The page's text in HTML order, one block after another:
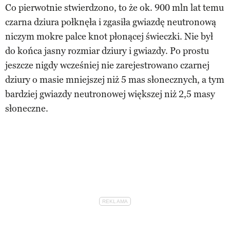
Co pierwotnie stwierdzono, to że ok. 900 mln lat temu
czarna dziura połknęła i zgasiła gwiazdę neutronową
niczym mokre palce knot płonącej świeczki. Nie był
do końca jasny rozmiar dziury i gwiazdy. Po prostu
jeszcze nigdy wcześniej nie zarejestrowano czarnej
dziury o masie mniejszej niż 5 mas słonecznych, a tym
bardziej gwiazdy neutronowej większej niż 2,5 masy
słoneczne.